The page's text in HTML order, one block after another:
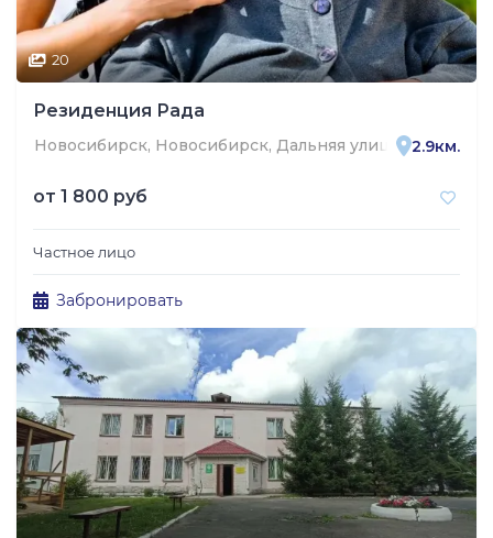
20
Резиденция Рада
Новосибирск, Новосибирск, Дальняя улица, 82.9км.
от 1 800 руб
Частное лицо
Забронировать